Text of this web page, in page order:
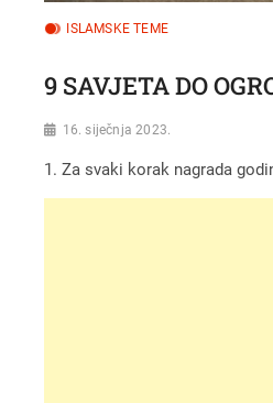
ISLAMSKE TEME
9 SAVJETA DO
16. siječnja 2023.
1. Za svaki korak nagrada